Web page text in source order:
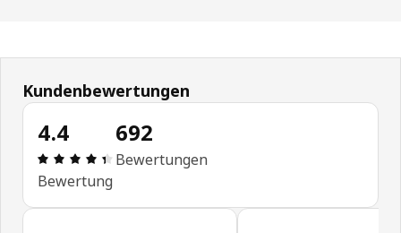
Kundenbewertungen
4.4
Bewertung: 4.4 von 5 Sterne Alle Bewertungen:
Bewertung
692
Bewertungen
Kundenbewertungen überspringen